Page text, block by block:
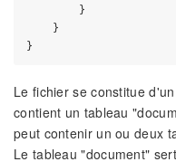
        }
    }
Le fichier se constitue
contient un tableau
peut contenir un ou deux
Le tableau "document"